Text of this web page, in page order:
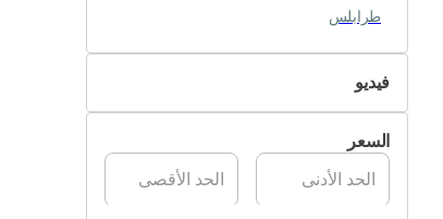
طرابلس
فيديو
غير متوفر
متوفرالسعر